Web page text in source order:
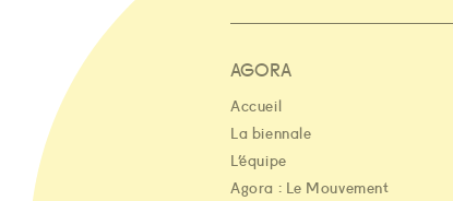
AGORA
Accueil
La biennale
L’équipe
Agora : Le Mouvement